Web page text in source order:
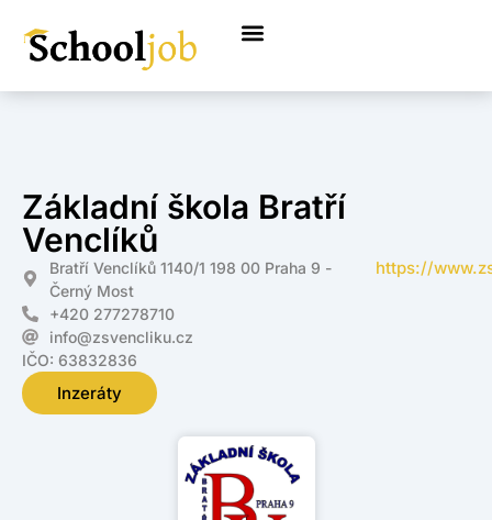
Základní škola Bratří
Venclíků
Bratří Venclíků 1140/1 198 00 Praha 9 -
Černý Most
+420 277278710
info@zsvencliku.cz
https://
IČO: 63832836
Inzeráty